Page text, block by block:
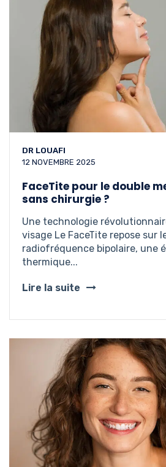
DR LOUAFI
12 NOVEMBRE 2025
FaceTite pour le double
sans chirurgie ?
Une technologie
visage Le FaceTite repose sur
radiofréquence bipolaire, une
thermique...
Lire la suite